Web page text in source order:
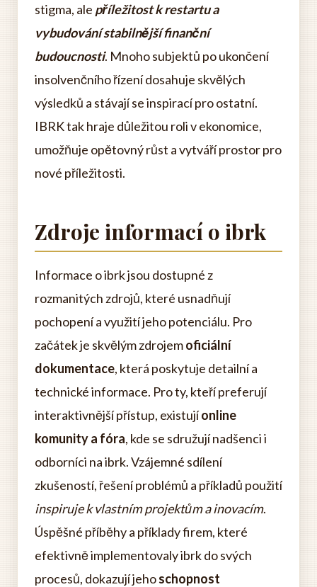
stigma, ale příležitost k restartu a
vybudování stabilnější finanční
budoucnosti. Mnoho subjektů po ukončení
insolvenčního řízení dosahuje skvělých
výsledků a stávají se inspirací pro ostatní.
IBRK tak hraje důležitou roli v ekonomice,
umožňuje opětovný růst a vytváří prostor pro
nové příležitosti.
Zdroje informací o ibrk
Informace o ibrk jsou dostupné z
rozmanitých zdrojů, které usnadňují
pochopení a využití jeho potenciálu. Pro
začátek je skvělým zdrojemoficiální
dokumentace, která poskytuje detailní a
technické informace. Pro ty, kteří preferují
interaktivnější přístup, existujíonline
komunity a fóra, kde se sdružují nadšenci i
odborníci na ibrk. Vzájemné sdílení
zkušeností, řešení problémů a příkladů použití
inspiruje k vlastním projektům a inovacím.
Úspěšné příběhy a příklady firem, které
efektivně implementovaly ibrk do svých
procesů, dokazují jehoschopnost